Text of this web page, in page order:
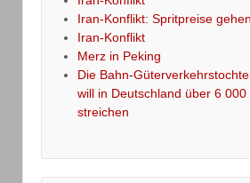
Iran-Konflikt: Spritpreise
Iran-Konflikt
Merz in Peking
Die Bahn-
will in Deutschland über 6 000
streichen